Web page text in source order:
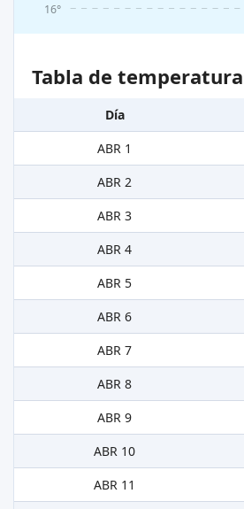
16°
Tabla de
Día
ABR 1
ABR 2
ABR 3
ABR 4
ABR 5
ABR 6
ABR 7
ABR 8
ABR 9
ABR 10
ABR 11